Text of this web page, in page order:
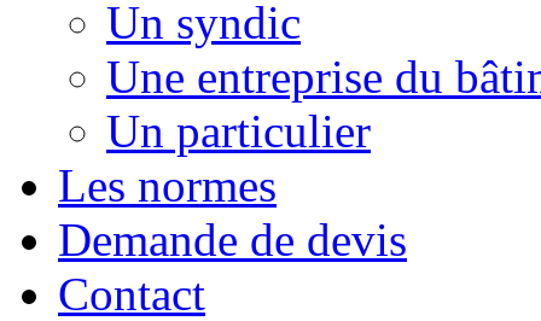
Un syndic
Une entreprise du
Un particulier
Les normes
Demande de devis
Contact